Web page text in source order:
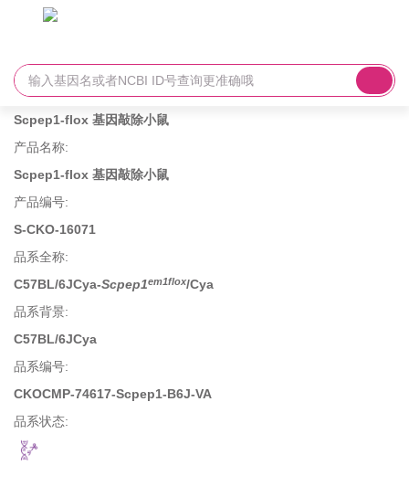
Scpep1-flox 基因敲除小鼠
产品名称:
Scpep1-flox 基因敲除小鼠
产品编号:
S-CKO-16071
品系全称:
C57BL/6JCya-Scpep1em1flox/Cya
品系背景:
C57BL/6JCya
品系编号:
CKOCMP-74617-Scpep1-B6J-VA
品系状态: